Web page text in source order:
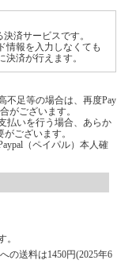
済サービスです。
情報を入力しなくても
済が行えます。
不足等の場合は、再度Pay
がございます。
払いを行う場合、あらか
ございます。
（ペイパル）本人確
。
の送料は1450円(2025年6